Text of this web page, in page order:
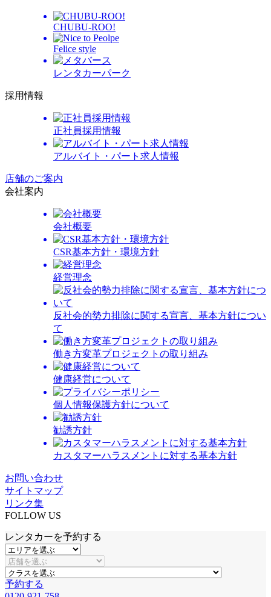
CHUBU-ROO!
Felice style
レンタカーパーク
採用情報
正社員採用情報
アルバイト・パート求人情報
店舗のご案内
会社案内
会社概要
CSR基本方針・環境方針
経営理念
反社会的勢力排除に関する宣言、基本方針につい
て
働き方変革プロジェクトの取り組み
健康経営について
個人情報保護方針について
勧誘方針
カスタマーハラスメントに対する基本方針
お問い合わせ
サイトマップ
リンク集
FOLLOW US
レンタカーを予約する
予約する